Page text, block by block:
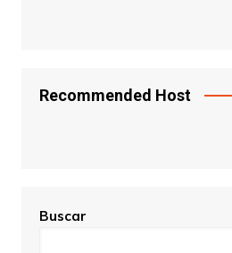
Recommended Host
Buscar